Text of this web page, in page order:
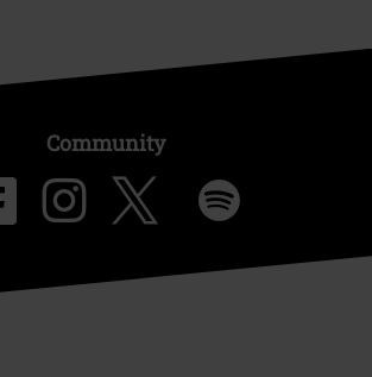
Community